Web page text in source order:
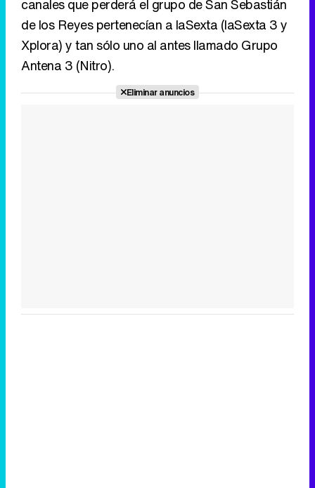
canales que perderá el grupo de San Sebastián
de los Reyes pertenecían a laSexta (laSexta 3 y
Xplora) y tan sólo uno al antes llamado Grupo
Antena 3 (Nitro).
Eliminar anuncios